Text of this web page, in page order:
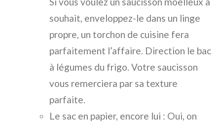
souhait, enveloppez-le dans un linge
propre, un torchon de cuisine fera
parfaitement l’affaire. Direction le bac
à légumes du frigo. Votre saucisson
vous remerciera par sa texture
parfaite.
Le sac en papier, encore lui : Oui, on